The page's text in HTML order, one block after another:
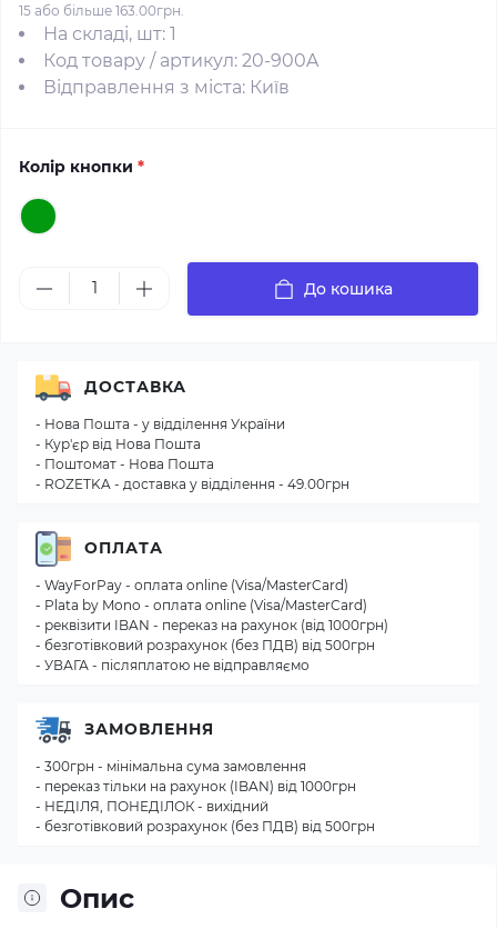
15 або більше 163.00грн.
На складі, шт: 1
Код товару / артикул: 20-900A
Відправлення з міста: Київ
Колір кнопки *
До кошика
Опис
ДОСТАВКА
- Нова Пошта - у відділення України
- Кур'єр від Нова Пошта
- Поштомат - Нова Пошта
- ROZETKA - доставка у відділення - 49.00грн
ОПЛАТА
- WayForPay - оплата online (Visa/MasterCard)
- Plata by Mono - оплата online (Visa/MasterCard)
- реквізити IBAN - переказ на рахунок (від 1000грн)
- безготівковий розрахунок (без ПДВ) від 500грн
- УВАГА - післяплатою не відправляємо
ЗАМОВЛЕННЯ
- 300грн - мінімальна сума замовлення
- переказ тільки на рахунок (IBAN) від 1000грн
- НЕДІЛЯ, ПОНЕДІЛОК - вихідний
- безготівковий розрахунок (без ПДВ) від 500грн